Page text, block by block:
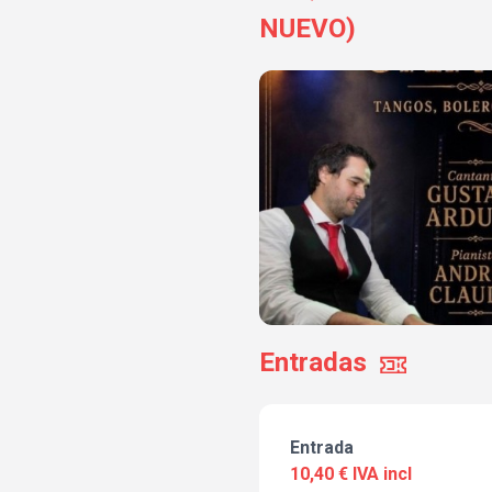
NUEVO)
Entradas
Entrada
10,40 € IVA incl